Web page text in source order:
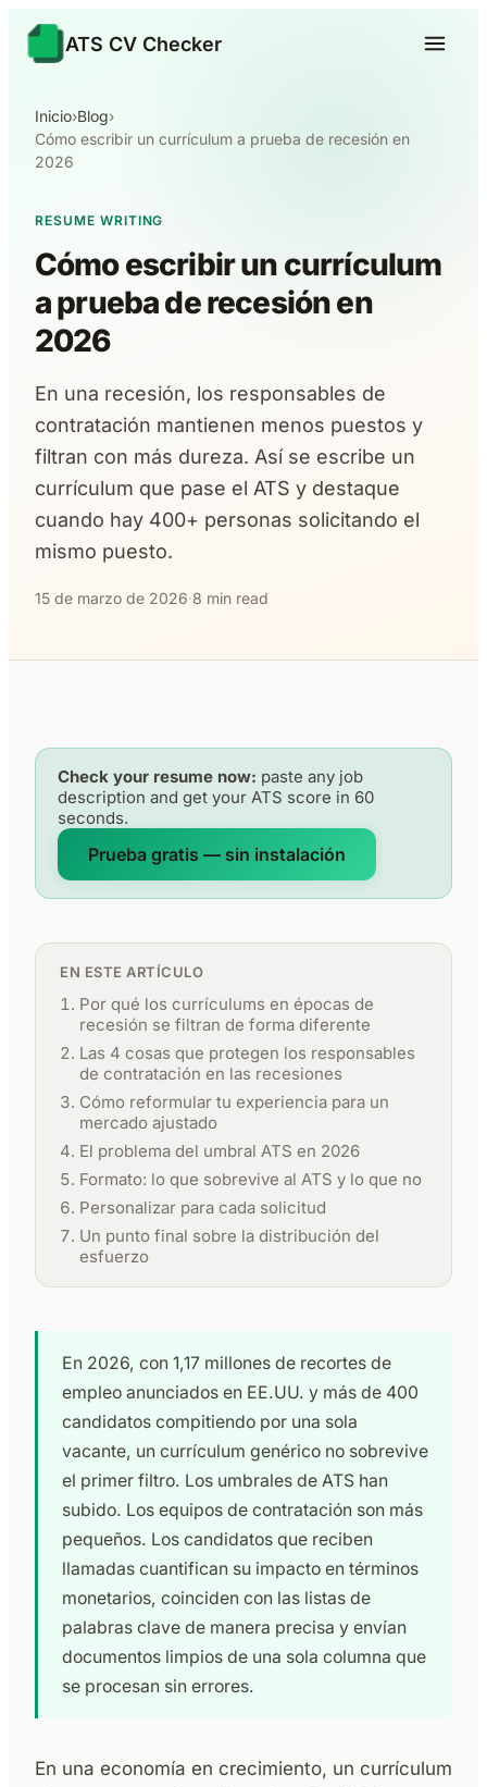
ATS CV Checker
Inicio›Blog›
Cómo escribir un currículum a prueba de recesión en
2026
RESUME WRITING
Cómo escribir un currículum
a prueba de recesión en
2026
En una recesión, los responsables de
contratación mantienen menos puestos y
filtran con más dureza. Así se escribe un
currículum que pase el ATS y destaque
cuando hay 400+ personas solicitando el
mismo puesto.
15 de marzo de 2026·8 min read
Check your resume now: paste any job
description and get your ATS score in 60
seconds.
Prueba gratis — sin instalación
EN ESTE ARTÍCULO
Por qué los currículums en épocas de
recesión se filtran de forma diferente
Las 4 cosas que protegen los responsables
de contratación en las recesiones
Cómo reformular tu experiencia para un
mercado ajustado
El problema del umbral ATS en 2026
Formato: lo que sobrevive al ATS y lo que no
Personalizar para cada solicitud
Un punto final sobre la distribución del
esfuerzo
En 2026, con 1,17 millones de recortes de
empleo anunciados en EE.UU. y más de 400
candidatos compitiendo por una sola
vacante, un currículum genérico no sobrevive
el primer filtro. Los umbrales de ATS han
subido. Los equipos de contratación son más
pequeños. Los candidatos que reciben
llamadas cuantifican su impacto en términos
monetarios, coinciden con las listas de
palabras clave de manera precisa y envían
documentos limpios de una sola columna que
se procesan sin errores.
En una economía en crecimiento, un currículum